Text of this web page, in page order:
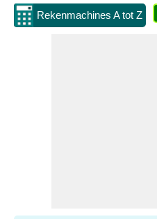
Rekenmachines A tot Z